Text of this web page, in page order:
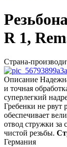
R 1,
Страна-
Описание
и точная
суперлегкий
Гребенки не рвут
обеспечивает
отвод стружки за
чистой резьбы.
Германия